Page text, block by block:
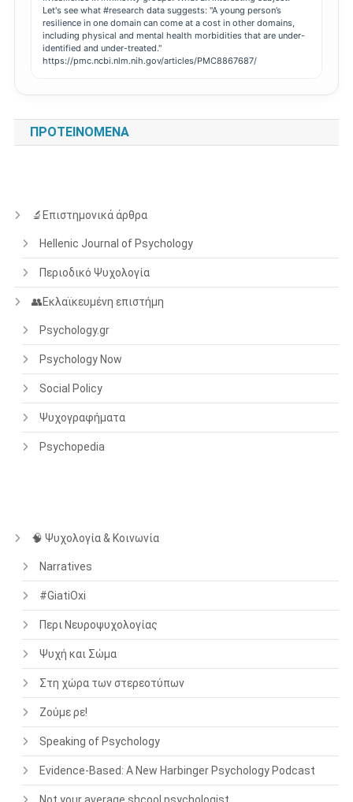
Let's see what #research data suggests: "A young person’s
resilience in one domain can come at a cost in other domains,
including physical and mental health morbidities that are under-
identified and under-treated."
https://pmc.ncbi.nlm.nih.gov/articles/PMC8867687/
ΠΡΟΤΕΙΝΌΜΕΝΑ
🔬Επιστημονικά άρθρα
Hellenic Journal of Psychology
Περιοδικό Ψυχολογία
👥Εκλαϊκευμένη επιστήμη
Psychology.gr
Psychology Now
Social Policy
Ψυχογραφήματα
Psychopedia
🧠 Ψυχολογία & Κοινωνία
Narratives
#GiatiOxi
Περι Νευροψυχολογίας
Ψυχή και Σώμα
Στη χώρα των στερεοτύπων
Ζούμε ρε!
Speaking of Psychology
Evidence-Based: A New Harbinger Psychology Podcast